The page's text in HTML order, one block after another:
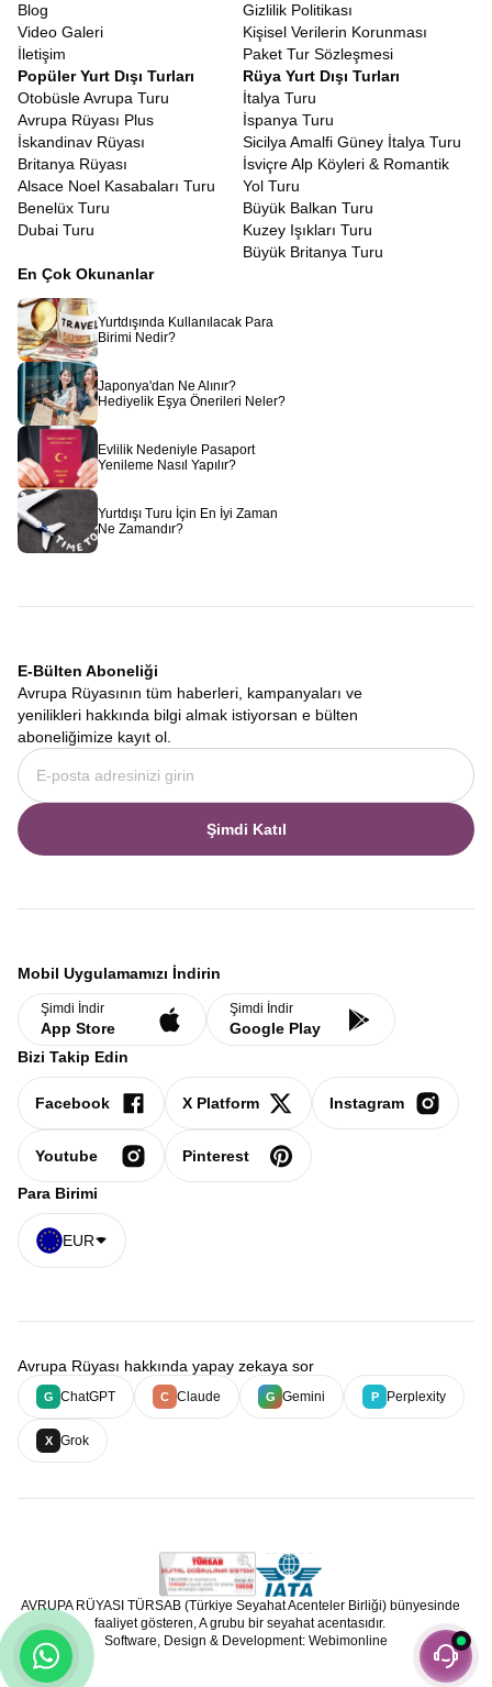
Blog
Video Galeri
İletişim
Gizlilik Politikası
Kişisel Verilerin Korunması
Paket Tur Sözleşmesi
Popüler Yurt Dışı Turları
Otobüsle Avrupa Turu
Avrupa Rüyası Plus
İskandinav Rüyası
Britanya Rüyası
Alsace Noel Kasabaları Turu
Benelüx Turu
Dubai Turu
Rüya Yurt Dışı Turları
İtalya Turu
İspanya Turu
Sicilya Amalfi Güney İtalya Turu
İsviçre Alp Köyleri & Romantik
Yol Turu
Büyük Balkan Turu
Kuzey Işıkları Turu
Büyük Britanya Turu
En Çok Okunanlar
Yurtdışında Kullanılacak Para
Birimi Nedir?
Japonya'dan Ne Alınır?
Hediyelik Eşya Önerileri Neler?
Evlilik Nedeniyle Pasaport
Yenileme Nasıl Yapılır?
Yurtdışı Turu İçin En İyi Zaman
Ne Zamandır?
E-Bülten Aboneliği
Avrupa Rüyasının tüm haberleri, kampanyaları ve
yenilikleri hakkında bilgi almak istiyorsan e bülten
aboneliğimize kayıt ol.
Şimdi Katıl
Mobil Uygulamamızı İndirin
Şimdi İndir
App Store
Şimdi İndir
Google Play
Bizi Takip Edin
Facebook X Platform Instagram
Youtube Pinterest
Para Birimi
EUR
Avrupa Rüyası hakkında yapay zekaya sor
G ChatGPT C Claude G Gemini P Perplexity
X Grok
AVRUPA RÜYASI TÜRSAB (Türkiye Seyahat Acenteler Birliği) bünyesinde
faaliyet gösteren, A grubu bir seyahat acentasıdır.
Software, Design & Development: Webimonline